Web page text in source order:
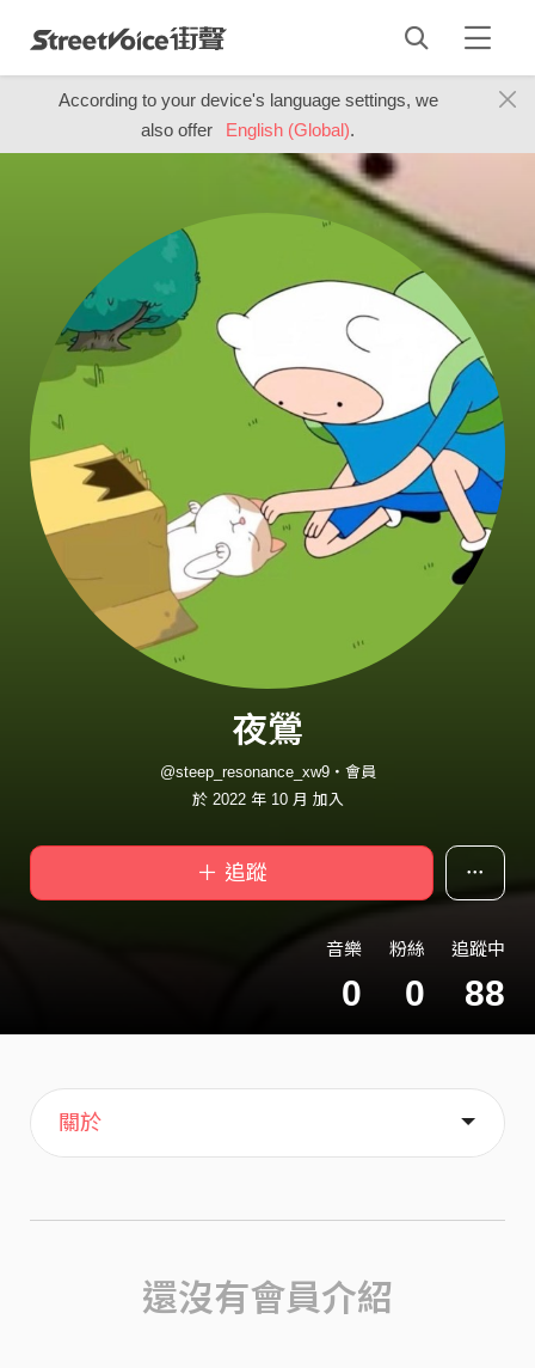
According to your device's language settings, we
also offer
English (Global).
夜鶯
@steep_resonance_xw9・會員
於 2022 年 10 月 加入
＋ 追蹤
音樂
0
粉絲
0
追蹤中
88
主頁
喜歡
關於
還沒有會員介紹